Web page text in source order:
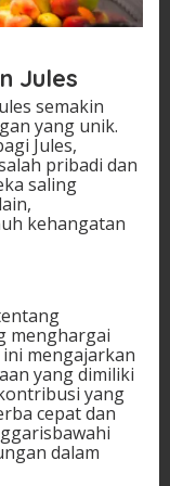
Jules
semakin
yang unik.
Jules,
pribadi dan
saling
kehangatan
menghargai
mengajarkan
yang dimiliki
yang
cepat dan
dalam